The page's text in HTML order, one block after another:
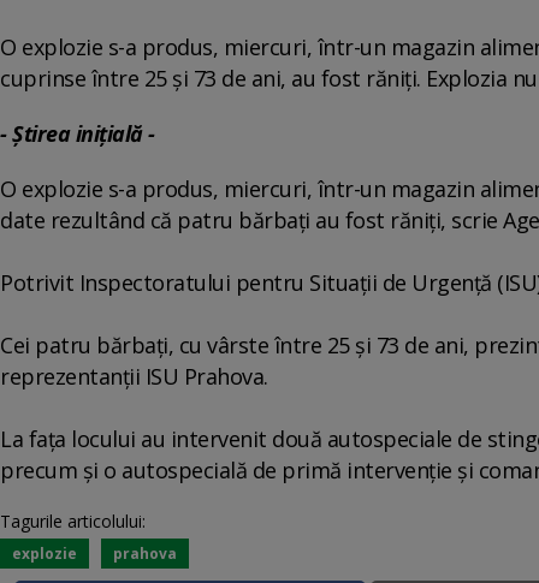
O explozie s-a produs, miercuri, într-un magazin
cuprinse între 25 şi 73 de ani, au fost răniţi. Explozia
- Știrea inițială -
O explozie s-a produs, miercuri, într-un magazin
date rezultând că patru bărbaţi au fost răniţi, scrie
Potrivit Inspectoratului pentru Situaţii de Urgenţă
Cei patru bărbaţi, cu vârste între 25 şi 73 de ani,
reprezentanţii ISU Prahova.
La faţa locului au intervenit două autospeciale de
precum şi o autospecială de primă intervenţie şi
Tagurile articolului:
explozie prahova